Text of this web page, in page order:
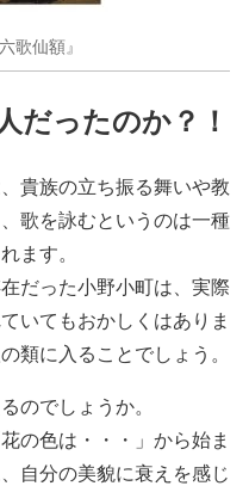
歌仙額』
だったのか？！
貴族の立ち振る舞いや教
歌を詠むというのは一種
ます。
だった小野小町は、実際
いてもおかしくはありま
類に入ることでしょう。
のでしょうか。
の色は・・・」から始ま
自分の美貌に衰えを感じ